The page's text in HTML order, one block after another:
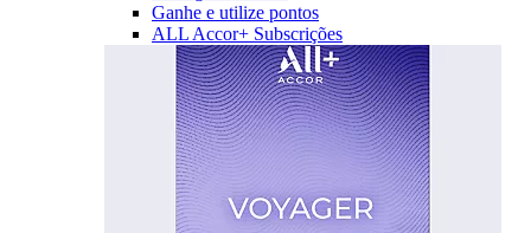
Ganhe e utilize pontos
ALL Accor+ Subscrições